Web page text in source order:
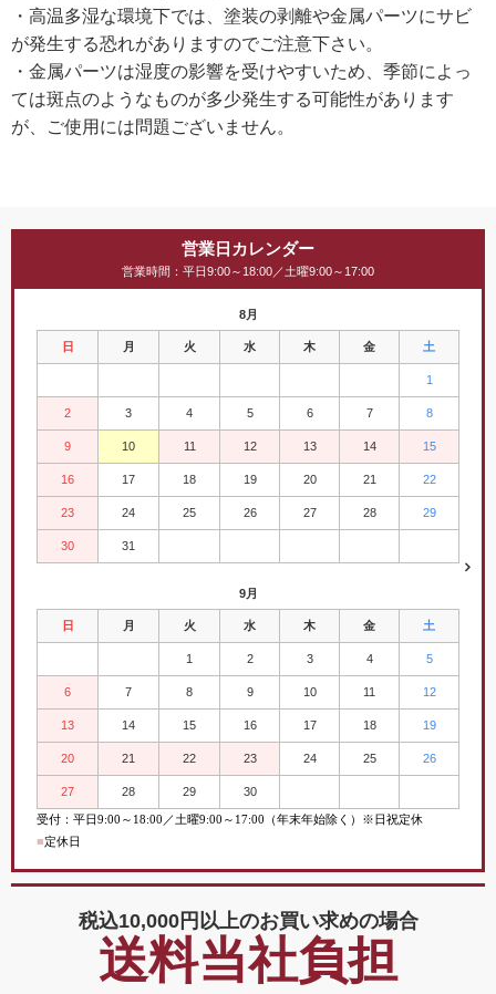
・高温多湿な環境下では、塗装の剥離や金属パーツにサビ
が発生する恐れがありますのでご注意下さい。
・金属パーツは湿度の影響を受けやすいため、季節によっ
ては斑点のようなものが多少発生する可能性があります
が、
ご使用には問題ございません。
営業日カレンダー
営業時間：平日9:00～18:00／土曜9:00～17:00
8月
日 月 火 水 木 金 土
1
2 3 4 5 6 7 8
9 10 11 12 13 14 15
16 17 18 19 20 21 22
23 24 25 26 27 28 29
30 31
9月
日 月 火 水 木 金 土
1 2 3 4 5
6 7 8 9 10 11 12
13 14 15 16 17 18 19
20 21 22 23 24 25 26
27 28 29 30
受付：平日9:00 ～ 18:00／土曜9:00 ～ 17:00（年末年始除く）※日祝定休
■定休日
税込10,000円以上のお買い求めの場合
送料当社負担